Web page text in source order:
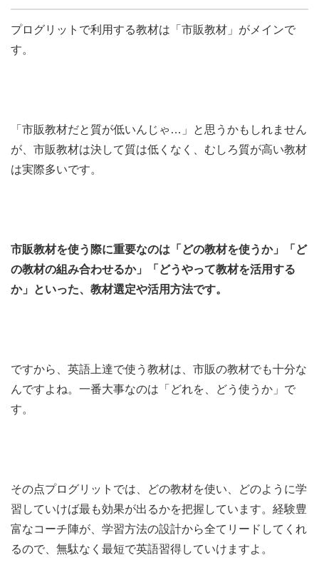
プログリットで利用する教材は「市販教材」がメインで
す。
「市販教材だと質が低いんじゃ…」と思うかもしれません
が、市販教材は決して質は低くなく、むしろ質が高い教材
は実際多いです。
市販教材を使う際に重要なのは「どの教材を使うか」「ど
の教材の組み合わせるか」「どうやって教材を活用する
か」といった、教材選定や活用方法です。
ですから、英語上達で使う教材は、市販の教材でも十分な
んですよね。一番大事なのは「どれを、どう使うか」で
す。
その点プログリットでは、どの教材を使い、どのように学
習していけば最も効果が出るかを把握しています。経験豊
富なコーチ陣が、学習方法の設計から全てリードしてくれ
るので、無駄なく最短で英語習得していけますよ。